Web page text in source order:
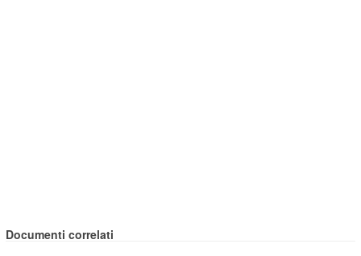
Documenti correlati